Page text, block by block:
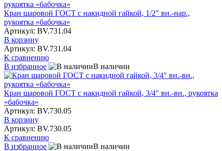
Кран шаровой ГОСТ с накидной гайкой, 1/2" вн.-нар.,
рукоятка «бабочка»
Артикул: BV.731.04
В корзину
Артикул: BV.731.04
К сравнению
В избранное
В наличии
Кран шаровой ГОСТ с накидной гайкой, 3/4" вн.-вн., рукоятка
«бабочка»
Артикул: BV.730.05
В корзину
Артикул: BV.730.05
К сравнению
В избранное
В наличии